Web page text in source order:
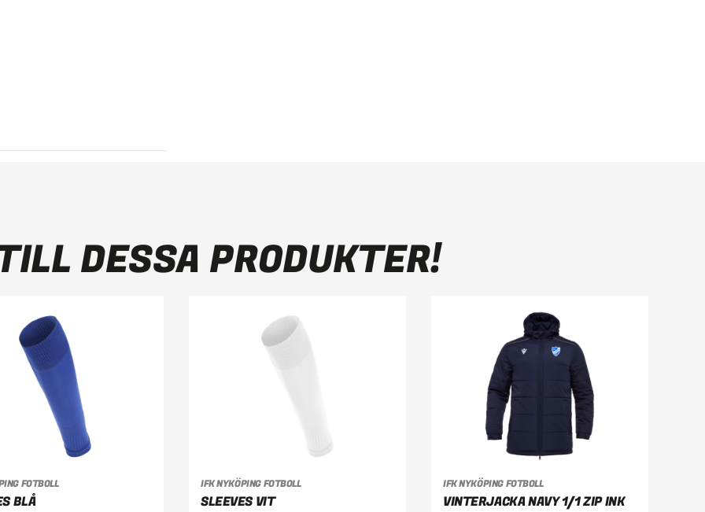
DESSA PRODUKTER!
FOTBOLL
BLÅ
ALTERNATIV
IFK NYKÖPING FOTBOLL
SLEEVES VIT
VÄLJ ALTERNATIV
IFK NYKÖPING FOTBOLL
VINTERJACKA NAVY 1/1 ZIP INK
VÄLJ ALTERNATIV